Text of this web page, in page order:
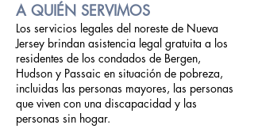
A QUIÉN SERVIMOS
Los servicios legales del noreste de Nueva
Jersey brindan asistencia legal gratuita a los
residentes de los condados de Bergen,
Hudson y Passaic en situación de pobreza,
incluidas las personas mayores, las personas
que viven con una discapacidad y las
personas sin hogar.